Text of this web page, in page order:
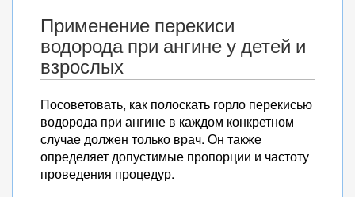
Применение перекиси
водорода при ангине у детей и
взрослых
Посоветовать, как полоскать горло перекисью
водорода при ангине в каждом конкретном
случае должен только врач. Он также
определяет допустимые пропорции и частоту
проведения процедур.